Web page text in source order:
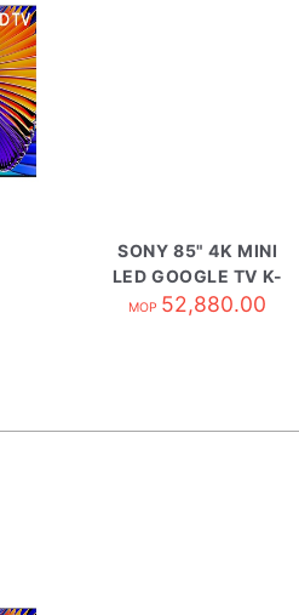
SONY 85" 4K MINI
LED GOOGLE TV K-
85XR70
MOP 52,880.00